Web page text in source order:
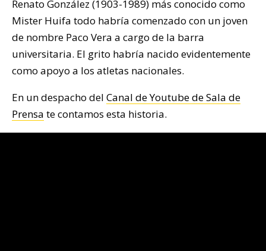
Renato González (1903-1989) más conocido como
Mister Huifa todo habría comenzado con un joven
de nombre Paco Vera a cargo de la barra
universitaria. El grito habría nacido evidentemente
como apoyo a los atletas nacionales.
En un despacho del Canal de Youtube de Sala de
Prensa te contamos esta historia.